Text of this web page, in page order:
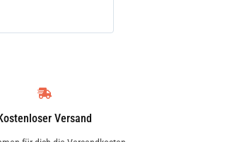
Versand